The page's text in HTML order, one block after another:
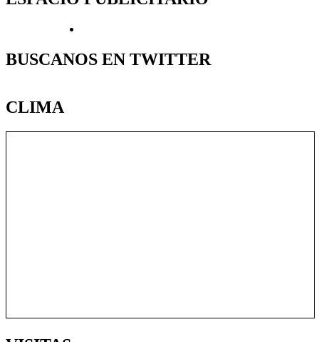
BUSCANOS EN TWITTER
CLIMA